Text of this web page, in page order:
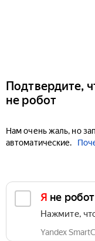
Подтвердите,
не робот
Нам очень жаль, но
автоматические.
Я не робот
Нажмите,
Yandex